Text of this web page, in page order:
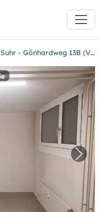
13.2m2 Lagerraum Suhr - Gönhardweg 13B (VERFÜGBAR AB ANFANG OKTOBER)
Lagerraum